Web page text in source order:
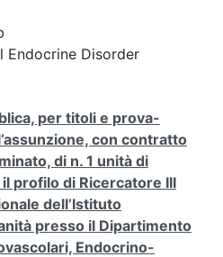
Endocrine Disorder
per titoli e prova-
con contratto
di n. 1 unità di
profilo di Ricercatore III
dell’Istituto
presso il Dipartimento
Endocrino-